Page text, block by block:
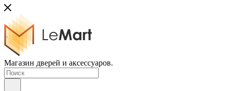
Магазин дверей и аксессуаров.